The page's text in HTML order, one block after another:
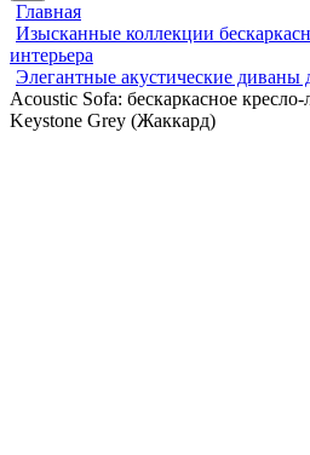
Главная
Изысканные коллекции
интерьера
Элегантные акустические диваны
Acoustic Sofa: бескаркасное
Keystone Grey (Жаккард)